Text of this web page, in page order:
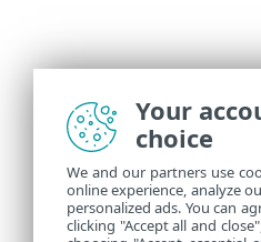
Your
choice
We and our partners use
online experience, analyze
personalized ads. You can
clicking "Accept all and